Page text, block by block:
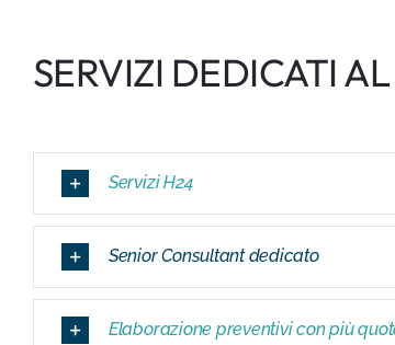
SERVIZI DEDICATI
Servizi H24
Senior Consultant dedicato
Elaborazione preventivi con più